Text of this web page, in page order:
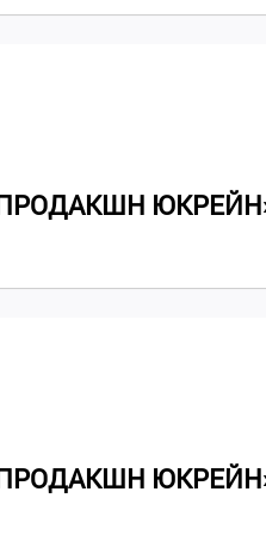
ПРОДАКШН
ПРОДАКШН